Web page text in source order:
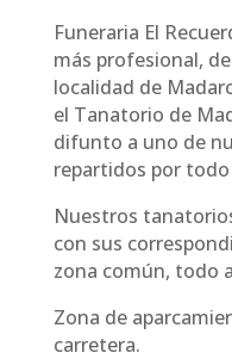
Funeraria El
más profesional,
localidad de
el Tanatorio de
difunto a uno de
repartidos por todo
Nuestros
con sus
zona común, todo
Zona de
carretera.